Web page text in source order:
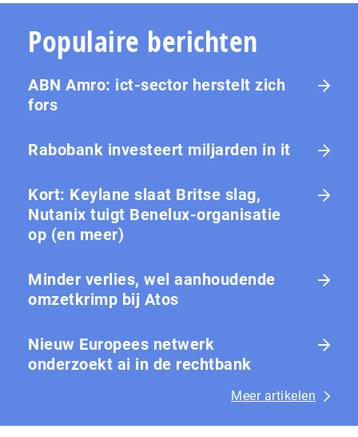
Populaire berichten
ABN Amro: ict-sector herstelt zich
fors
Rabobank investeert miljarden in it
Kort: Keylane slaat Britse slag,
Nutanix tuigt Benelux-organisatie
op (en meer)
Minder verlies, wel aanhoudende
omzetkrimp bij Atos
Nieuw Europees netwerk
onderzoekt ai in de rechtbank
Meer artikelen